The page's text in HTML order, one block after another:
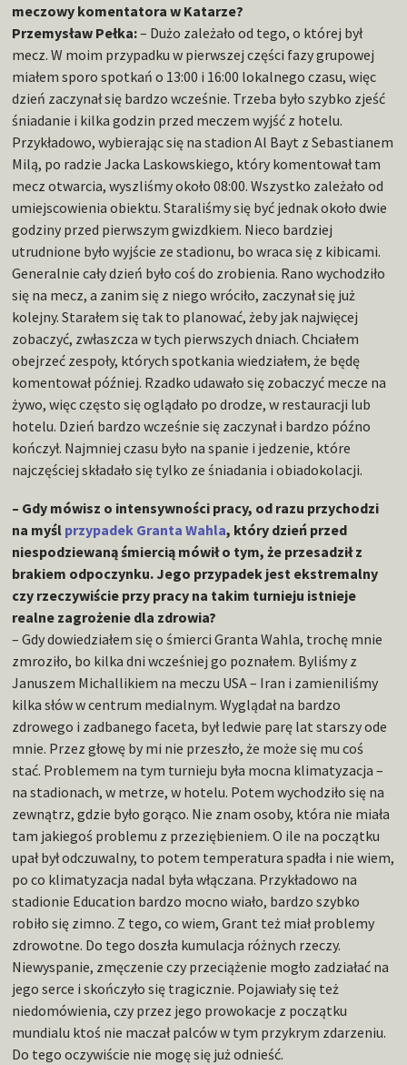
meczowy komentatora w Katarze?
Przemysław Pełka:– Dużo zależało od tego, o której był
mecz. W moim przypadku w pierwszej części fazy grupowej
miałem sporo spotkań o 13:00 i 16:00 lokalnego czasu, więc
dzień zaczynał się bardzo wcześnie. Trzeba było szybko zjeść
śniadanie i kilka godzin przed meczem wyjść z hotelu.
Przykładowo, wybierając się na stadion Al Bayt z Sebastianem
Milą, po radzie Jacka Laskowskiego, który komentował tam
mecz otwarcia, wyszliśmy około 08:00. Wszystko zależało od
umiejscowienia obiektu. Staraliśmy się być jednak około dwie
godziny przed pierwszym gwizdkiem. Nieco bardziej
utrudnione było wyjście ze stadionu, bo wraca się z kibicami.
Generalnie cały dzień było coś do zrobienia. Rano wychodziło
się na mecz, a zanim się z niego wróciło, zaczynał się już
kolejny. Starałem się tak to planować, żeby jak najwięcej
zobaczyć, zwłaszcza w tych pierwszych dniach. Chciałem
obejrzeć zespoły, których spotkania wiedziałem, że będę
komentował później. Rzadko udawało się zobaczyć mecze na
żywo, więc często się oglądało po drodze, w restauracji lub
hotelu. Dzień bardzo wcześnie się zaczynał i bardzo późno
kończył. Najmniej czasu było na spanie i jedzenie, które
najczęściej składało się tylko ze śniadania i obiadokolacji.
– Gdy mówisz o intensywności pracy, od razu przychodzi
na myśl przypadek Granta Wahla, który dzień przed
niespodziewaną śmiercią mówił o tym, że przesadził z
brakiem odpoczynku. Jego przypadek jest ekstremalny
czy rzeczywiście przy pracy na takim turnieju istnieje
realne zagrożenie dla zdrowia?
– Gdy dowiedziałem się o śmierci Granta Wahla, trochę mnie
zmroziło, bo kilka dni wcześniej go poznałem. Byliśmy z
Januszem Michallikiem na meczu USA – Iran i zamieniliśmy
kilka słów w centrum medialnym. Wyglądał na bardzo
zdrowego i zadbanego faceta, był ledwie parę lat starszy ode
mnie. Przez głowę by mi nie przeszło, że może się mu coś
stać. Problemem na tym turnieju była mocna klimatyzacja –
na stadionach, w metrze, w hotelu. Potem wychodziło się na
zewnątrz, gdzie było gorąco. Nie znam osoby, która nie miała
tam jakiegoś problemu z przeziębieniem. O ile na początku
upał był odczuwalny, to potem temperatura spadła i nie wiem,
po co klimatyzacja nadal była włączana. Przykładowo na
stadionie Education bardzo mocno wiało, bardzo szybko
robiło się zimno. Z tego, co wiem, Grant też miał problemy
zdrowotne. Do tego doszła kumulacja różnych rzeczy.
Niewyspanie, zmęczenie czy przeciążenie mogło zadziałać na
jego serce i skończyło się tragicznie. Pojawiały się też
niedomówienia, czy przez jego prowokacje z początku
mundialu ktoś nie maczał palców w tym przykrym zdarzeniu.
Do tego oczywiście nie mogę się już odnieść.